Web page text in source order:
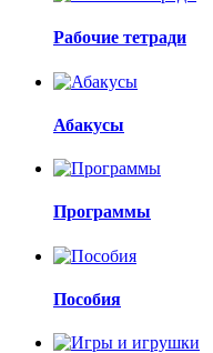
Рабочие тетради
Абакусы
Программы
Пособия